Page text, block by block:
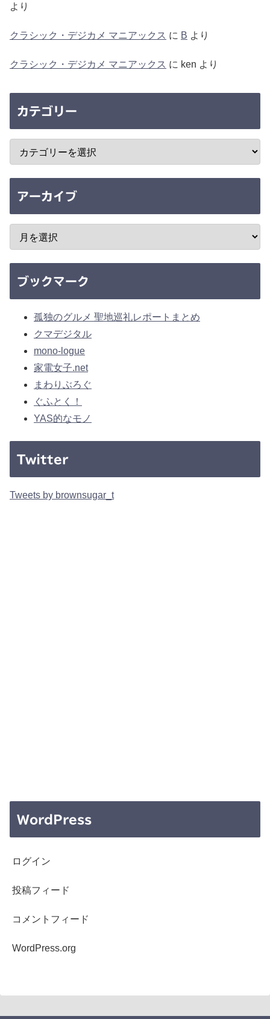
より
クラシック・デジカメ マニアックス に B より
クラシック・デジカメ マニアックス に ken より
カテゴリー
アーカイブ
ブックマーク
孤独のグルメ 聖地巡礼レポートまとめ
クマデジタル
mono-logue
家電女子.net
まわりぶろぐ
ぐふとく！
YAS的なモノ
Twitter
Tweets by brownsugar_t
WordPress
ログイン
投稿フィード
コメントフィード
WordPress.org